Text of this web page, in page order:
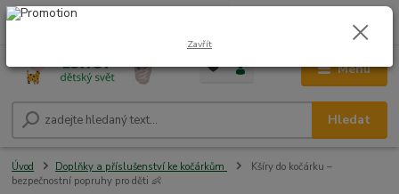
Menu
Hledat
+420 604 278 943 0,00 Kč
Úvod Doplňky a příslušenství ke kočárkům
Kšíry do kočárku –
bezpečnostní popruhy pro děti 👶
Zavřít